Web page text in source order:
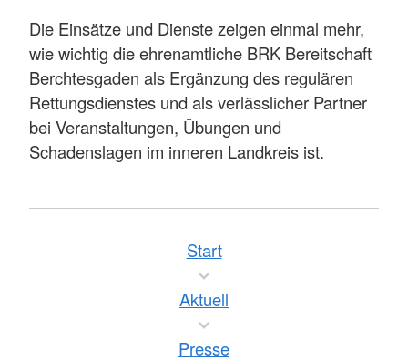
Die Einsätze und Dienste zeigen einmal mehr,
wie wichtig die ehrenamtliche BRK Bereitschaft
Berchtesgaden als Ergänzung des regulären
Rettungsdienstes und als verlässlicher Partner
bei Veranstaltungen, Übungen und
Schadenslagen im inneren Landkreis ist.
Start
Aktuell
Presse